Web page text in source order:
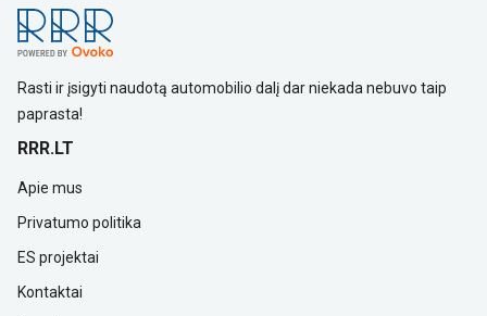
Rasti ir įsigyti naudotą automobilio dalį dar niekada nebuvo taip
paprasta!
RRR.LT
Apie mus
Privatumo politika
ES projektai
Kontaktai